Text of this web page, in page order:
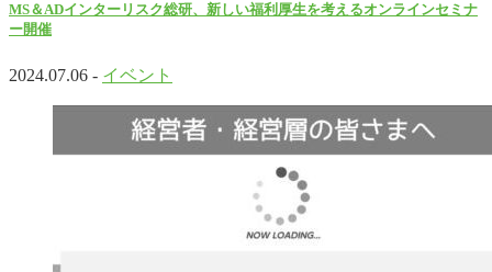
MS＆ADインターリスク総研、新しい福利厚生を考えるオンラインセミナ
ー開催
2024.07.06 - イベント